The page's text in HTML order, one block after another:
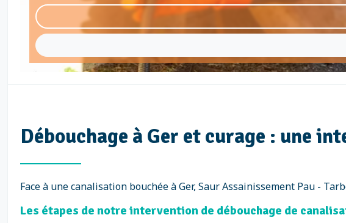
Débouchage à Ger et curage : une
Face à une canalisation bouchée à Ger, Saur Assainissement Pau -
Les étapes de notre intervention de débouchage de